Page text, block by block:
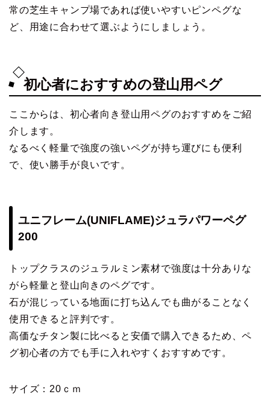
常の芝生キャンプ場であれば使いやすいピンペグな
ど、用途に合わせて選ぶようにしましょう。
初心者におすすめの登山用ペグ
ここからは、初心者向き登山用ペグのおすすめをご紹
介します。
なるべく軽量で強度の強いペグが持ち運びにも便利
で、使い勝手が良いです。
ユニフレーム(UNIFLAME)ジュラパワーペグ
200
トップクラスのジュラルミン素材で強度は十分ありな
がら軽量と登山向きのペグです。
石が混じっている地面に打ち込んでも曲がることなく
使用できると評判です。
高価なチタン製に比べると安価で購入できるため、ペ
グ初心者の方でも手に入れやすくおすすめです。
サイズ：20ｃｍ